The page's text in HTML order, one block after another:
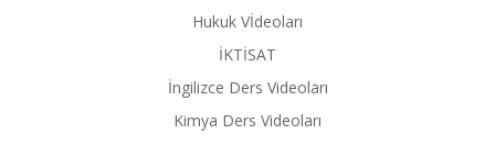
Hukuk Vİdeoları
İKTİSAT
İngilizce Ders Videoları
Kimya Ders Videoları